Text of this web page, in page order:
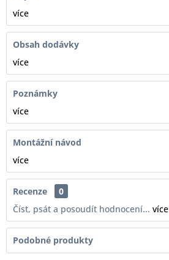
více
Obsah dodávky
více
Poznámky
více
Montážní návod
více
Recenze
0
Číst, psát a posoudít hodnocení... více
Podobné produkty